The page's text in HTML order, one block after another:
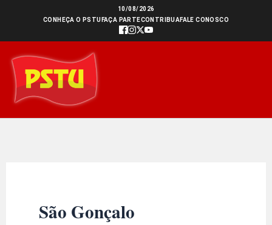
conteúdo
10/08/2026
CONHEÇA O PSTU FAÇA PARTECONTRIBUAFALE CONOSCO
São Gonçalo